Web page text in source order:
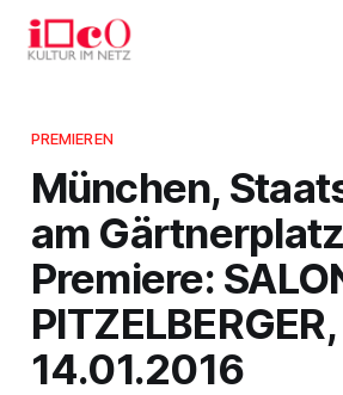
PREMIEREN
München,
am
Premiere:
PITZELBERGER,
14.01.2016